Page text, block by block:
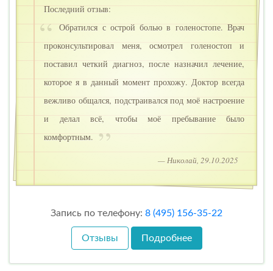
Последний отзыв:
Обратился с острой болью в голеностопе. Врач
проконсультировал меня, осмотрел голеностоп и
поставил четкий диагноз, после назначил лечение,
которое я в данный момент прохожу. Доктор всегда
вежливо общался, подстраивался под моё настроение
и делал всё, чтобы моё пребывание было
комфортным.
— Николай, 29.10.2025
Запись по телефону: 8 (495) 156-35-22
Отзывы Подробнее